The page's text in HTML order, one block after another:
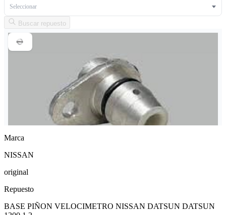
Seleccionar
Buscar repuesto
Marca
NISSAN
original
Repuesto
BASE PIÑON VELOCIMETRO NISSAN DATSUN DATSUN